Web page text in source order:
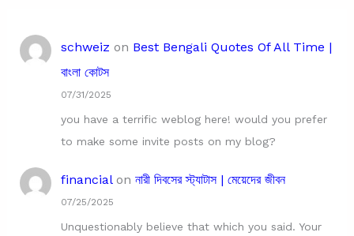
schweiz on Best Bengali Quotes Of All Time |
বাংলা কোটস
07/31/2025
you have a terrific weblog here! would you prefer
to make some invite posts on my blog?
financialon নারী দিবসের স্ট্যাটাস | মেয়েদের জীবন
07/25/2025
Unquestionably believe that which you said. Your